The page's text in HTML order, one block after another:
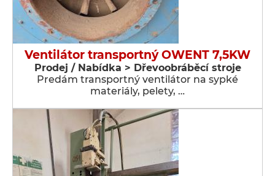
Ventilátor transportný OWENT 7,5KW
Prodej / Nabídka > Dřevoobráběcí stroje
Predám transportný ventilátor na sypké
materiály, pelety, …